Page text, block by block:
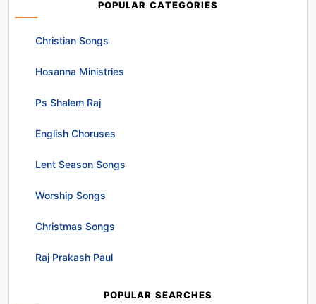
POPULAR CATEGORIES
Christian Songs
Hosanna Ministries
Ps Shalem Raj
English Choruses
Lent Season Songs
Worship Songs
Christmas Songs
Raj Prakash Paul
POPULAR SEARCHES